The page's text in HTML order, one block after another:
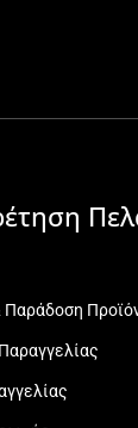
Παράδοση